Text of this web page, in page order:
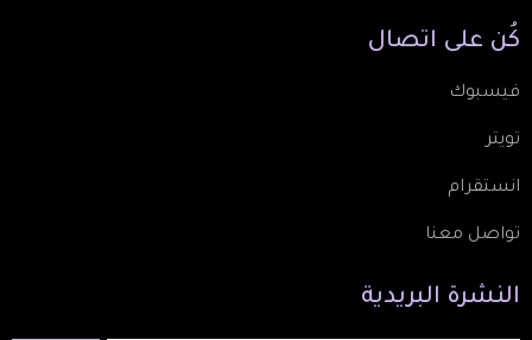
كُن على اتصال
فيسبوك
تويتر
انستقرام
تواصل معنا
النشرة البريدية